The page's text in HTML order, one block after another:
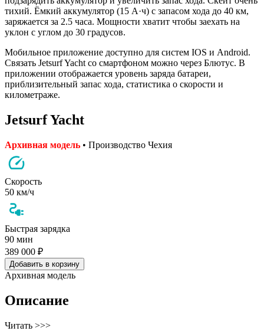
тихий. Ёмкий аккумулятор (15 А·ч) с запасом хода до 40 км,
заряжается за 2.5 часа. Мощности хватит чтобы заехать на
уклон с углом до 30 градусов.
Мобильное приложение доступно для систем IOS и Android.
Связать Jetsurf Yacht со смартфоном можно через Блютус. В
приложении отображается уровень заряда батареи,
приблизительный запас хода, статистика о скорости и
километраже.
Jetsurf Yacht
Архивная модель • Производство Чехия
Скорость
50 км/ч
Быстрая зарядка
90 мин
389 000 ₽
Добавить в корзину
Архивная модель
Описание
Читать >>>